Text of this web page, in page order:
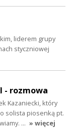
liderem grupy
styczniowej
- rozmowa
Kazaniecki, który
solista piosenką pt.
… » więcej